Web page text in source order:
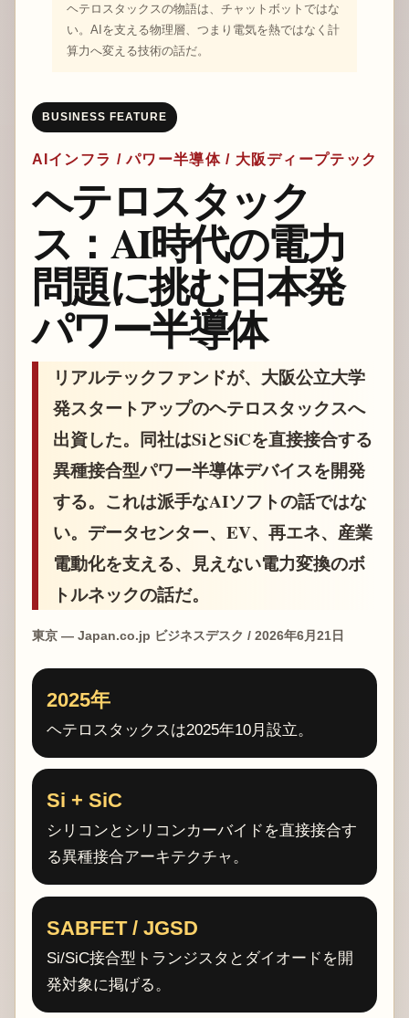
ヘテロスタックスの物語は、チャットボットではな
い。AIを支える物理層、つまり電気を熱ではなく計
算力へ変える技術の話だ。
BUSINESS FEATURE
AIインフラ / パワー半導体 / 大阪ディープテック
ヘテロスタック
ス：AI時代の電力
問題に挑む日本発
パワー半導体
リアルテックファンドが、大阪公立大学
発スタートアップのヘテロスタックスへ
出資した。同社はSiとSiCを直接接合する
異種接合型パワー半導体デバイスを開発
する。これは派手なAIソフトの話ではな
い。データセンター、EV、再エネ、産業
電動化を支える、見えない電力変換のボ
トルネックの話だ。
東京 — Japan.co.jp ビジネスデスク / 2026年6月21日
2025年
ヘテロスタックスは2025年10月設立。
Si + SiC
シリコンとシリコンカーバイドを直接接合す
る異種接合アーキテクチャ。
SABFET / JGSD
Si/SiC接合型トランジスタとダイオードを開
発対象に掲げる。